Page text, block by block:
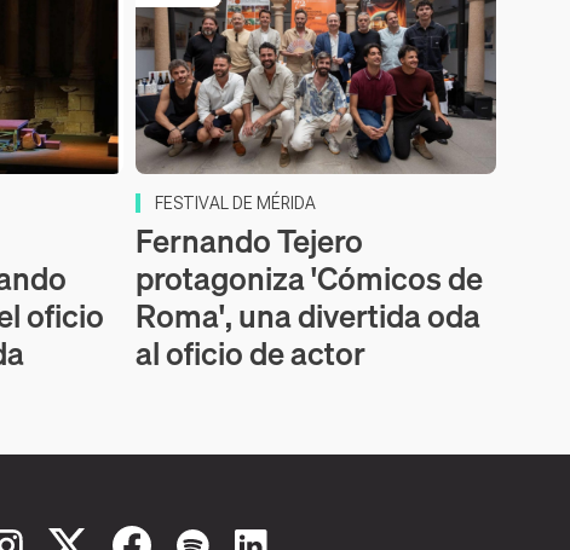
oficio
FESTIVAL DE MÉRIDA
Fernando Tejero
protagoniza 'Cómicos de
Roma', una divertida oda
al oficio de actor